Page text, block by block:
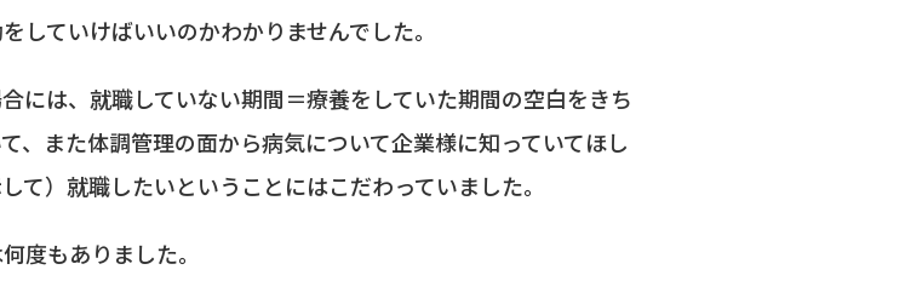
していけばいいのかわかりませんでした。
には、就職していない期間＝療養をしていた期間の空白をきち
、また体調管理の面から病気について企業様に知っていてほし
て）就職したいということにはこだわっていました。
度もありました。